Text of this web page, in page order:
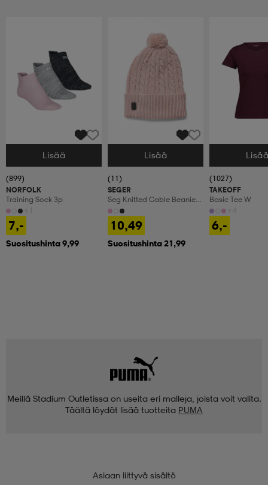
Valitse Koko
Lisää
(899)
NORFOLK
Training Sock 3p
7,-
Suositushinta 9,99
Valitse Koko
Lisää
(11)
SEGER
Seg Knitted Cable Beanie
Sr
10,49
Suositushinta 21,99
Valitse Koko
(1027)
TAKEOFF
Basic Tee W
6,-
Meillä Stadium Outletissa on useita eri malleja, joista voit valita.
Täältä löydät lisää tuotteita PUMA
Asiaan liittyvä sisältö